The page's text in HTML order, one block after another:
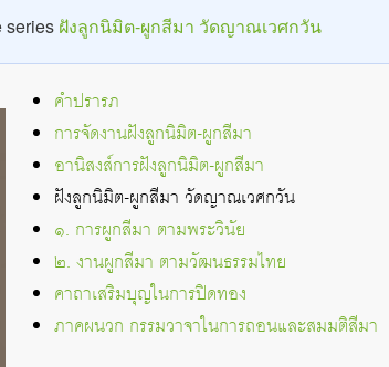
series ฝังลูกนิมิต-ผูกสีมา วัดญาณเวศกวัน
คำปรารภ
การจัดงานฝังลูกนิมิต-ผูกสีมา
อานิสงส์การฝังลูกนิมิต-ผูกสีมา
ฝังลูกนิมิต-ผูกสีมา วัดญาณเวศกวัน
๑. การผูกสีมา ตามพระวินัย
๒. งานผูกสีมา ตามวัฒนธรรมไทย
คาถาเสริมบุญในการปิดทอง
ภาคผนวก กรรมวาจาในการถอนและสมมติสีมา